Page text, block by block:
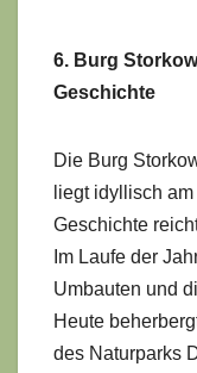
6. Burg
Geschichte
Die Burg
liegt idyllisch
Geschichte
Im Laufe der
Umbauten und
Heute
des Naturparks